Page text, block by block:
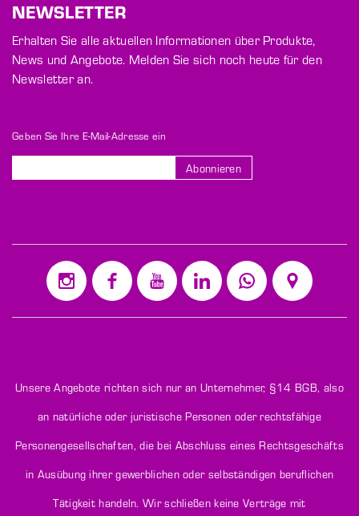
NEWSLETTER
Erhalten Sie alle aktuellen Informationen über Produkte,
News und Angebote. Melden Sie sich noch heute für den
Newsletter an.
Geben Sie Ihre E-Mail-Adresse ein
für
Newsletter
Abonnieren
Unsere Angebote richten sich nur an Unternehmer, §14 BGB, also
an natürliche oder juristische Personen oder rechtsfähige
Personengesellschaften, die bei Abschluss eines Rechtsgeschäfts
in Ausübung ihrer gewerblichen oder selbständigen beruflichen
Tätigkeit handeln. Wir schließen keine Verträge mit